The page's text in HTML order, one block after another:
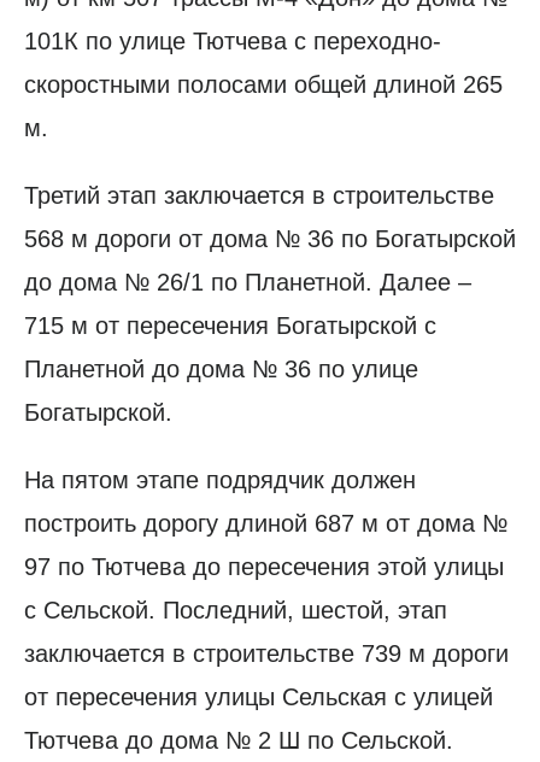
101К по улице Тютчева с переходно-
скоростными полосами общей длиной 265
м.
Третий этап заключается в строительстве
568 м дороги от дома № 36 по Богатырской
до дома № 26/1 по Планетной. Далее –
715 м от пересечения Богатырской с
Планетной до дома № 36 по улице
Богатырской.
На пятом этапе подрядчик должен
построить дорогу длиной 687 м от дома №
97 по Тютчева до пересечения этой улицы
с Сельской. Последний, шестой, этап
заключается в строительстве 739 м дороги
от пересечения улицы Сельская с улицей
Тютчева до дома № 2 Ш по Сельской.